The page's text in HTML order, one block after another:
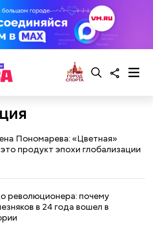
Пономарева: «Цветная»
продукт эпохи глобализации
революционера: почему
в 24 года вошел в